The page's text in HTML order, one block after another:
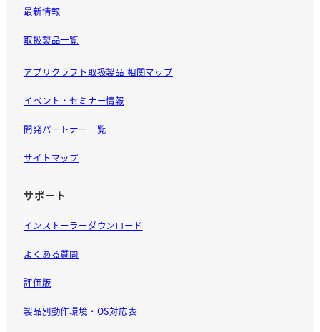
最新情報
取扱製品一覧
アプリクラフト取扱製品 相関マップ
イベント・セミナー情報
開発パートナー一覧
サイトマップ
サポート
インストーラーダウンロード
よくある質問
評価版
製品別動作環境・OS対応表